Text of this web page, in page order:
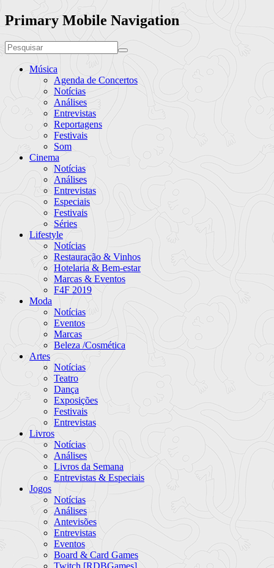
Primary Mobile Navigation
Música
Agenda de Concertos
Notícias
Análises
Entrevistas
Reportagens
Festivais
Som
Cinema
Notícias
Análises
Entrevistas
Especiais
Festivais
Séries
Lifestyle
Notícias
Restauração & Vinhos
Hotelaria & Bem-estar
Marcas & Eventos
F4F 2019
Moda
Notícias
Eventos
Marcas
Beleza /Cosmética
Artes
Notícias
Teatro
Dança
Exposições
Festivais
Entrevistas
Livros
Notícias
Análises
Livros da Semana
Entrevistas & Especiais
Jogos
Notícias
Análises
Antevisões
Entrevistas
Eventos
Board & Card Games
Twitch [RDBGames]